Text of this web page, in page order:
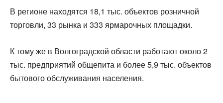
В регионе находятся 18,1 тыс. объектов розничной
торговли, 33 рынка и 333 ярмарочных площадки.
К тому же в Волгоградской области работают около 2
тыс. предприятий общепита и более 5,9 тыс. объектов
бытового обслуживания населения.